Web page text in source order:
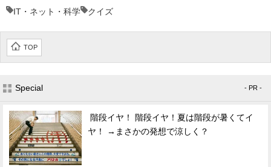
IT・ネット・科学 クイズ
TOP
Special - PR -
階段イヤ！ 階段イヤ！夏は階段が暑くてイ
ヤ！ →まさかの発想で涼しく？